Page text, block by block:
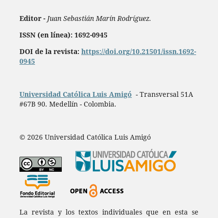
Editor - Juan Sebastián Marín Rodríguez.
ISSN (en línea): 1692-0945
DOI de la revista: https://doi.org/10.21501/issn.1692-
0945
Universidad Católica Luis Amigó - Transversal 51A
#67B 90. Medellín - Colombia.
© 2026 Universidad Católica Luis Amigó
La revista y los textos individuales que en esta se